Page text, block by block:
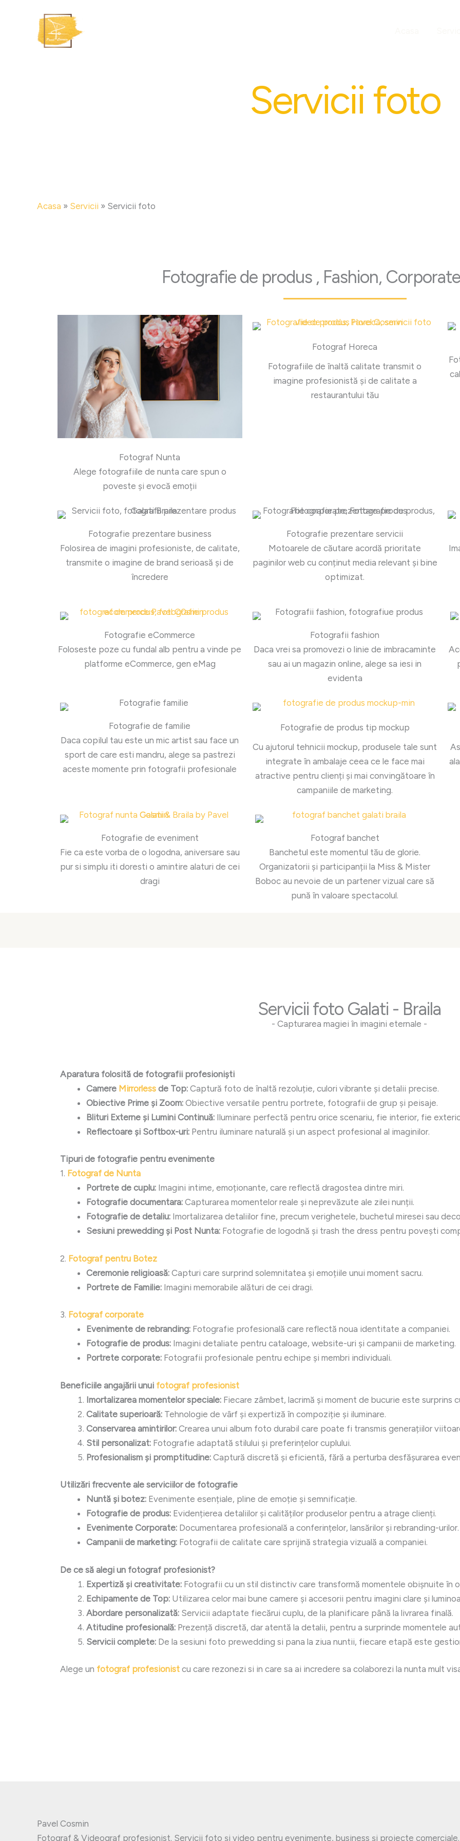
Acasa » Servicii » Servicii foto
Servicii foto
Fotografie de produs , Fashion,
Fotograf Nunta
Alege fotografiile de nunta care spun o
poveste și evocă emoții
Fotograf Horeca
Fotografiile de înaltă calitate transmit o
imagine profesionistă și de calitate a
restaurantului tău
Fotografie prezentare business
Folosirea de imagini profesioniste, de calitate,
transmite o imagine de brand serioasă și de
încredere
Fotografie prezentare servicii
Motoarele de căutare acordă prioritate
paginilor web cu conținut media relevant și bine
optimizat.
Fotografie eCommerce
Foloseste poze cu fundal alb pentru a vinde pe
platforme eCommerce, gen eMag
Fotografii fashion
Daca vrei sa promovezi o linie de imbracaminte
sau ai un magazin online, alege sa iesi in
evidenta
Fotografie de familie
Daca copilul tau este un mic artist sau face un
sport de care esti mandru, alege sa pastrezi
aceste momente prin fotografii profesionale
Fotografie de produs tip mockup
Cu ajutorul tehnicii mockup, produsele tale sunt
integrate în ambalaje ceea ce le face mai
atractive pentru clienți și mai convingătoare în
campaniile de marketing.
Fotografie de eveniment
Fie ca este vorba de o logodna, aniversare sau
pur si simplu iti doresti o amintire alaturi de cei
dragi
Fotograf banchet
Banchetul este momentul tău de glorie.
Organizatorii și participanții la Miss & Mister
Boboc au nevoie de un partener vizual care să
pună în valoare spectacolul.
Servicii foto Galati - Braila
- Capturarea magiei în imagini eternale -
Aparatura folosită de fotografii profesioniști
Camere Mirrorless de Top: Captură foto de înaltă rezoluție, culori vibrante și detalii precise.
Obiective Prime și Zoom: Obiective versatile pentru portrete, fotografii de grup și peisaje.
Blituri Externe și Lumini Continuă: Iluminare perfectă pentru orice scenariu, fie interior, fie
Reflectoare și Softbox-uri: Pentru iluminare naturală și un aspect profesional al imaginilor.
Tipuri de fotografie pentru evenimente
1. Fotograf de Nunta
Portrete de cuplu: Imagini intime, emoționante, care reflectă dragostea dintre miri.
Fotografie documentara: Capturarea momentelor reale și neprevăzute ale zilei nunții.
Fotografie de detaliu: Imortalizarea detaliilor fine, precum verighetele, buchetul miresei sau
Sesiuni prewedding și Post Nunta: Fotografie de logodnă și trash the dress pentru povești
2. Fotograf pentru Botez
Ceremonie religioasă: Capturi care surprind solemnitatea și emoțiile unui moment sacru.
Portrete de Familie: Imagini memorabile alături de cei dragi.
3. Fotograf corporate
Evenimente de rebranding: Fotografie profesională care reflectă noua identitate a companiei.
Fotografie de produs: Imagini detaliate pentru cataloage, website-uri și campanii de marketing.
Portrete corporate: Fotografii profesionale pentru echipe și membri individuali.
Beneficiile angajării unui fotograf profesionist
Imortalizarea momentelor speciale: Fiecare zâmbet, lacrimă și moment de bucurie este surprins
Calitate superioară: Tehnologie de vârf și expertiză în compoziție și iluminare.
Conservarea amintirilor: Crearea unui album foto durabil care poate fi transmis generațiilor
Stil personalizat: Fotografie adaptată stilului și preferințelor cuplului.
Profesionalism și promptitudine: Captură discretă și eficientă, fără a perturba desfășurarea
Utilizări frecvente ale serviciilor de fotografie
Nuntă și botez: Evenimente esențiale, pline de emoție și semnificație.
Fotografie de produs: Evidențierea detaliilor și calităților produselor pentru a atrage clienți.
Evenimente Corporate: Documentarea profesională a conferințelor, lansărilor și rebranding-urilor.
Campanii de marketing: Fotografii de calitate care sprijină strategia vizuală a companiei.
De ce să alegi un fotograf profesionist?
Expertiză și creativitate: Fotografii cu un stil distinctiv care transformă momentele obișnuite în
Echipamente de Top: Utilizarea celor mai bune camere și accesorii pentru imagini clare și
Abordare personalizată: Servicii adaptate fiecărui cuplu, de la planificare până la livrarea finală.
Atitudine profesională: Prezență discretă, dar atentă la detalii, pentru a surprinde momentele
Servicii complete: De la sesiuni foto prewedding si pana la ziua nuntii, fiecare etapă este
Alege un fotograf profesionist cu care rezonezi si in care sa ai incredere sa colaborezi la nunta mult
Pavel Cosmin
Fotograf & Videograf profesionist. Servicii foto și video pentru evenimente, business și proiecte comerciale.